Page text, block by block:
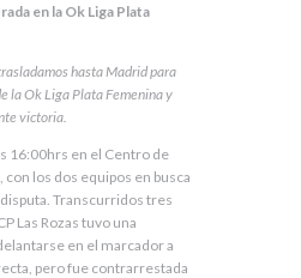
en la Ok Liga Plata
hasta Madrid para
la Ok Liga Plata Femenina y
victoria.
16:00hrs en el Centro de
con los dos equipos en busca
Transcurridos tres
Las Rozas tuvo una
en el marcador a
pero fue contrarrestada